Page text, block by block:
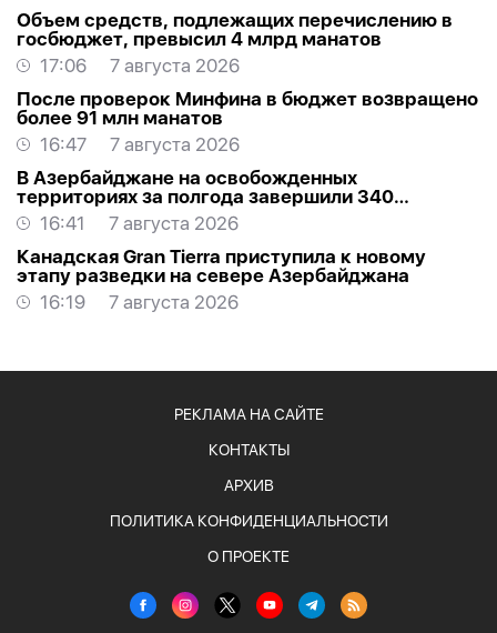
Объем средств, подлежащих перечислению в
госбюджет, превысил 4 млрд манатов
17:06
7 августа 2026
После проверок Минфина в бюджет возвращено
более 91 млн манатов
16:47
7 августа 2026
В Азербайджане на освобожденных
территориях за полгода завершили 340
проектов
16:41
7 августа 2026
Канадская Gran Tierra приступила к новому
этапу разведки на севере Азербайджана
16:19
7 августа 2026
РЕКЛАМА НА САЙТЕ
КОНТАКТЫ
АРХИВ
ПОЛИТИКА КОНФИДЕНЦИАЛЬНОСТИ
О ПРОЕКТЕ